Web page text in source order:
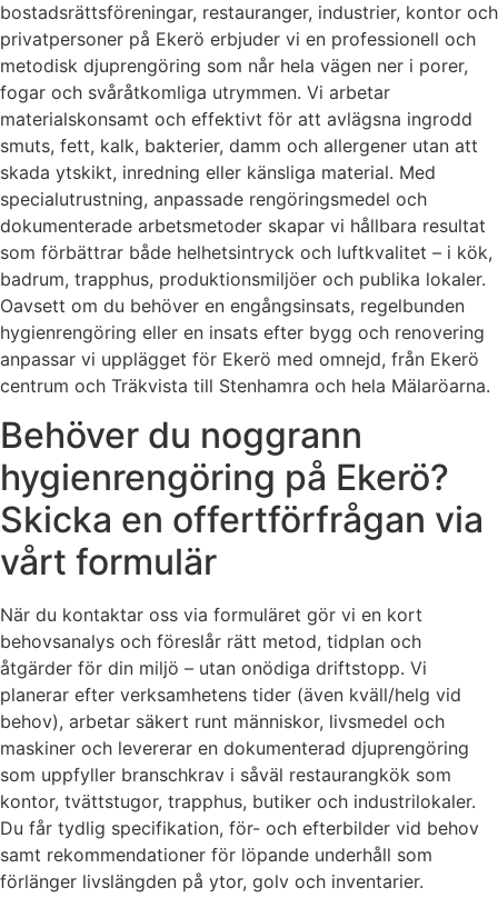
bostadsrättsföreningar, restauranger, industrier, kontor och
privatpersoner på Ekerö erbjuder vi en professionell och
metodisk djuprengöring som når hela vägen ner i porer,
fogar och svåråtkomliga utrymmen. Vi arbetar
materialskonsamt och effektivt för att avlägsna ingrodd
smuts, fett, kalk, bakterier, damm och allergener utan att
skada ytskikt, inredning eller känsliga material. Med
specialutrustning, anpassade rengöringsmedel och
dokumenterade arbetsmetoder skapar vi hållbara resultat
som förbättrar både helhetsintryck och luftkvalitet – i kök,
badrum, trapphus, produktionsmiljöer och publika lokaler.
Oavsett om du behöver en engångsinsats, regelbunden
hygienrengöring eller en insats efter bygg och renovering
anpassar vi upplägget för Ekerö med omnejd, från Ekerö
centrum och Träkvista till Stenhamra och hela Mälaröarna.
Behöver du noggrann
hygienrengöring på Ekerö?
Skicka en offertförfrågan via
vårt formulär
När du kontaktar oss via formuläret gör vi en kort
behovsanalys och föreslår rätt metod, tidplan och
åtgärder för din miljö – utan onödiga driftstopp. Vi
planerar efter verksamhetens tider (även kväll/helg vid
behov), arbetar säkert runt människor, livsmedel och
maskiner och levererar en dokumenterad djuprengöring
som uppfyller branschkrav i såväl restaurangkök som
kontor, tvättstugor, trapphus, butiker och industrilokaler.
Du får tydlig specifikation, för- och efterbilder vid behov
samt rekommendationer för löpande underhåll som
förlänger livslängden på ytor, golv och inventarier.